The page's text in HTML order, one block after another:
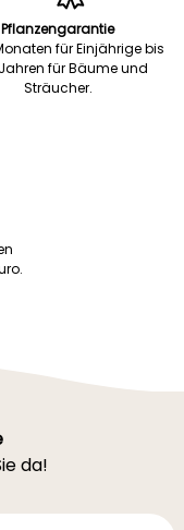
Pflanzengarantie
für Einjährige bis
für Bäume und
Sträucher.
da!